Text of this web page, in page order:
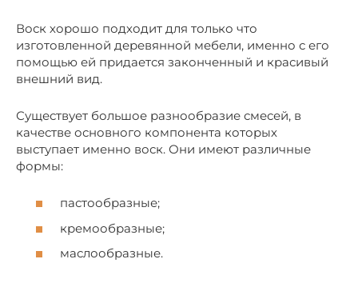
Воск хорошо подходит для только что
изготовленной деревянной мебели, именно с его
помощью ей придается законченный и красивый
внешний вид.
Существует большое разнообразие смесей, в
качестве основного компонента которых
выступает именно воск. Они имеют различные
формы:
пастообразные;
кремообразные;
маслообразные.